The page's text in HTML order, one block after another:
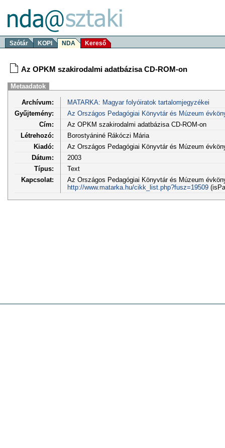
Szótár KOPI NDA Kereső
Az OPKM szakirodalmi adatbázisa CD-ROM-on
Metaadatok
Archívum:
MATARKA: Magyar folyóiratok tartalomjegyzékei
Gyűjtemény:
Az Országos Pedagógiai Könyvtár és Múzeum
Cím:
Az OPKM szakirodalmi adatbázisa CD-ROM-on
Létrehozó:
Borostyániné Rákóczi Mária
Kiadó:
Az Országos Pedagógiai Könyvtár és Múzeum
Dátum:
2003
Típus:
Text
Kapcsolat:
Az Országos Pedagógiai Könyvtár és Múzeum
http://www.matarka.hu/cikk_list.php?fusz=19509